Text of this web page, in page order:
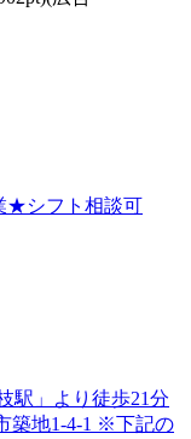
★シフト相談可
駅」より徒歩21分
築地1-4-1 ※下記の